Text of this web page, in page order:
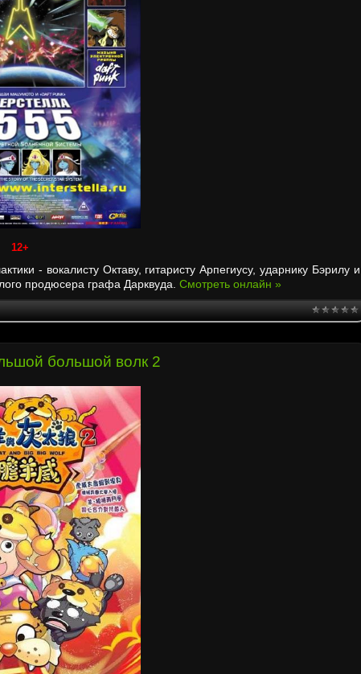
12+
- вокалисту Октаву, гитаристу Арпегиусу, ударнику Бэрилу и
продюсера графа Дарквуда. Смотреть онлайн »
большой волк 2